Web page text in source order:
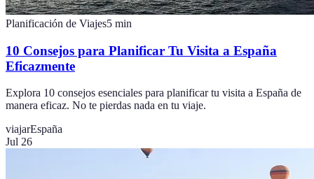
Planificación de Viajes5 min
10 Consejos para Planificar Tu Visita a España
Eficazmente
Explora 10 consejos esenciales para planificar tu visita a España de
manera eficaz. No te pierdas nada en tu viaje.
viajarEspaña
Jul 26